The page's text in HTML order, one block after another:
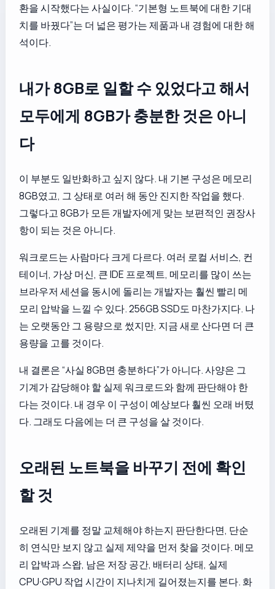
환을 시작했다는 사실이다. “기본형 노트북에 대한 기대
치를 바꿨다”는 더 넓은 평가는 제품과 내 경험에 대한 해
석이다.
내가 8GB로 일할 수 있었다고 해서
모두에게 8GB가 충분한 것은 아니
다
이 부분도 일반화하고 싶지 않다. 내 기본 구성은 메모리
8GB였고, 그 상태로 여러 해 동안 진지한 작업을 했다.
그렇다고 8GB가 모든 개발자에게 맞는 보편적인 권장사
항이 되는 것은 아니다.
워크로드는 사람마다 크게 다르다. 여러 로컬 서비스, 컨
테이너, 가상 머신, 큰 IDE 프로젝트, 메모리를 많이 쓰는
브라우저 세션을 동시에 돌리는 개발자는 훨씬 빨리 메
모리 압박을 느낄 수 있다. 256GB SSD도 마찬가지다. 나
는 오랫동안 그 용량으로 썼지만, 지금 새로 산다면 더 큰
용량을 고를 것이다.
내 결론은 “사실 8GB면 충분하다”가 아니다. 사양은 그
기계가 감당해야 할 실제 워크로드와 함께 판단해야 한
다는 것이다. 내 경우 이 구성이 예상보다 훨씬 오래 버텼
다. 그래도 다음에는 더 큰 구성을 살 것이다.
오래된 노트북을 바꾸기 전에 확인
할 것
오래된 기계를 정말 교체해야 하는지 판단한다면, 단순
히 연식만 보지 않고 실제 제약을 먼저 찾을 것이다. 메모
리 압박과 스왑, 남은 저장 공간, 배터리 상태, 실제
CPU·GPU 작업 시간이 지나치게 길어졌는지를 본다. 화